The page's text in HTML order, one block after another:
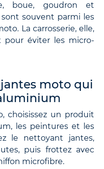
boue, goudron et
souvent parmi les
La carrosserie, elle,
pour éviter les micro-
moto qui
choisissez un produit
les peintures et les
le nettoyant jantes,
puis frottez avec
microfibre.